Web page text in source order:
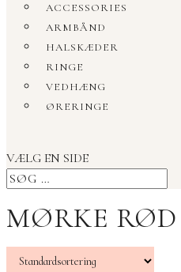
ACCESSORIES
ARMBÅND
HALSKÆDER
RINGE
VEDHÆNG
ØRERINGE
VÆLG EN SIDE
MØRKE RØD